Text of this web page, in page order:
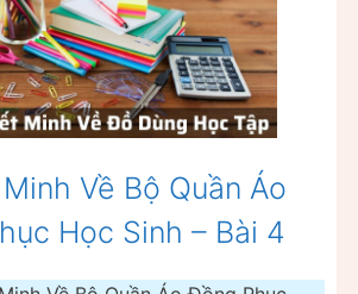
Về Bộ Quần Áo
Học Sinh – Bài 4